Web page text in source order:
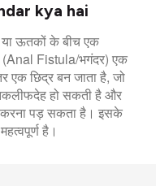
kya hai
या ऊतकों के बीच एक
(Anal Fistula/भगंदर) एक
एक छिद्र बन जाता है, जो
हो सकती है और
करना पड़ सकता है। इसके
है।